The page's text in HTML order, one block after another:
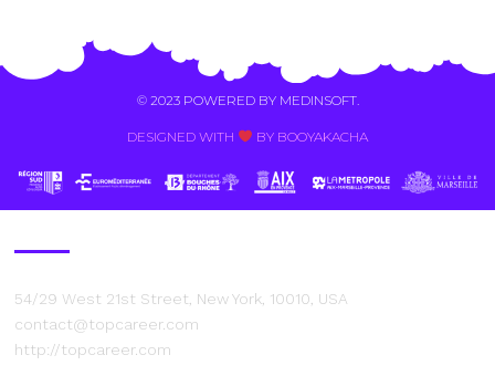
© 2023 POWERED BY MEDINSOFT.
DESIGNED WITH BY BOOYAKACHA​
54/29 West 21st Street, New York, 10010, USA
contact@topcareer.com
http://topcareer.com